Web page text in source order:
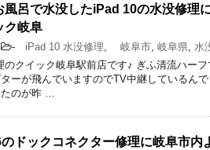
風呂で水没したiPad 10の水没修理
ク岐阜
- iPad 10 水没修理, 岐阜市, 岐阜県, 水
のクイック岐阜駅前店です♪ ぎふ清流ハー
ーが飛んでいますのでTV中継しているん
たのが昨 …
ドックコネクター修理に岐阜市内